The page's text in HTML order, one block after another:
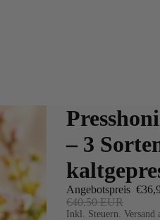
– 3
Angebotspreis
€40,50 EUR
Inkl. Steuern. Versand